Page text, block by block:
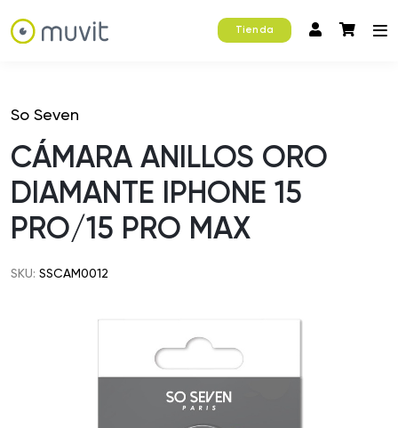
Tienda
So Seven
CÁMARA ANILLOS ORO
DIAMANTE IPHONE 15
PRO/15 PRO MAX
SKU: SSCAM0012